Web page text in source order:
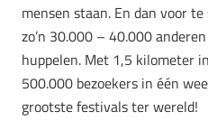
mensen staan. En dan voor
zo’n 30.000 – 40.000
huppelen. Met 1,5 kilometer
500.000 bezoekers in één
grootste festivals ter wereld!